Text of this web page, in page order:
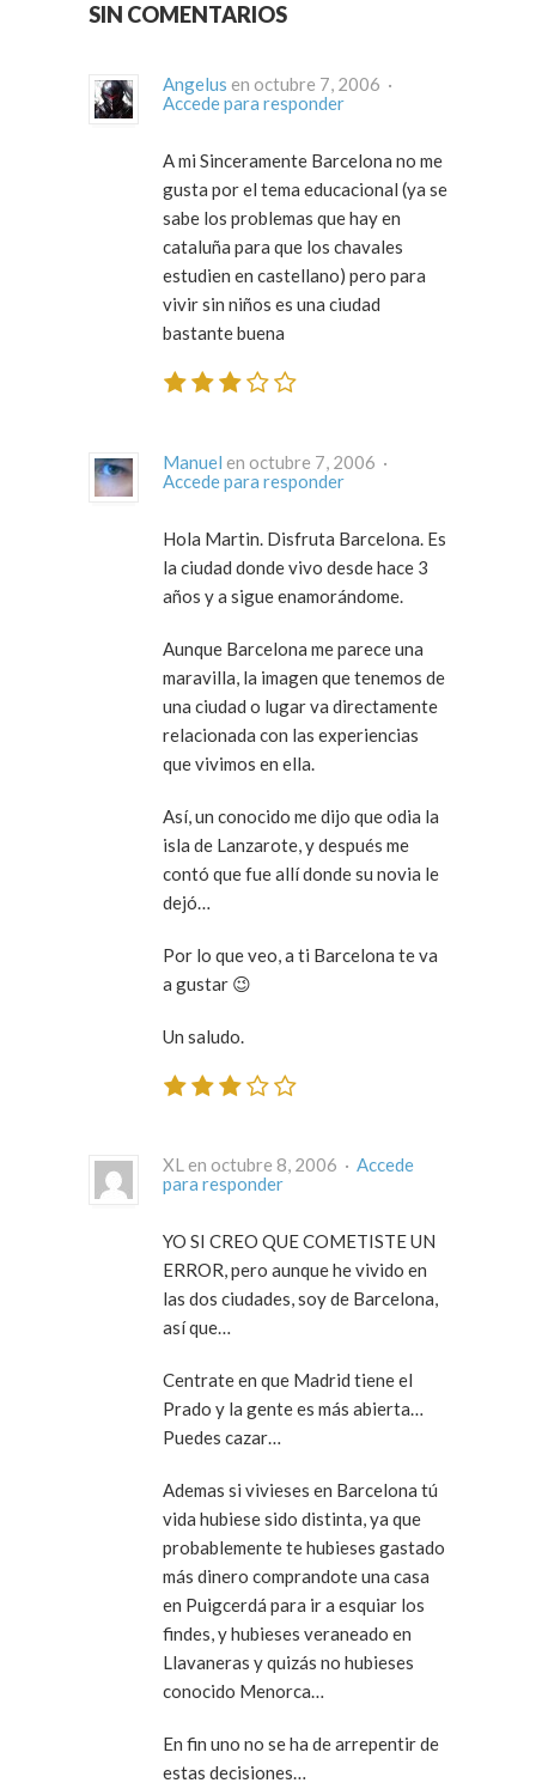
SIN COMENTARIOS
Angelus
en octubre 7, 2006 ·
Accede para responder
A mi Sinceramente Barcelona no me
gusta por el tema educacional (ya se
sabe los problemas que hay en
cataluña para que los chavales
estudien en castellano) pero para
vivir sin niños es una ciudad
bastante buena
Manuel
en octubre 7, 2006 ·
Accede para responder
Hola Martin. Disfruta Barcelona. Es
la ciudad donde vivo desde hace 3
años y a sigue enamorándome.
Aunque Barcelona me parece una
maravilla, la imagen que tenemos de
una ciudad o lugar va directamente
relacionada con las experiencias
que vivimos en ella.
Así, un conocido me dijo que odia la
isla de Lanzarote, y después me
contó que fue allí donde su novia le
dejó…
Por lo que veo, a ti Barcelona te va
a gustar 😉
Un saludo.
XL en octubre 8, 2006 · Accede
para responder
YO SI CREO QUE COMETISTE UN
ERROR, pero aunque he vivido en
las dos ciudades, soy de Barcelona,
así que…
Centrate en que Madrid tiene el
Prado y la gente es más abierta…
Puedes cazar…
Ademas si vivieses en Barcelona tú
vida hubiese sido distinta, ya que
probablemente te hubieses gastado
más dinero comprandote una casa
en Puigcerdá para ir a esquiar los
findes, y hubieses veraneado en
Llavaneras y quizás no hubieses
conocido Menorca…
En fin uno no se ha de arrepentir de
estas decisiones…